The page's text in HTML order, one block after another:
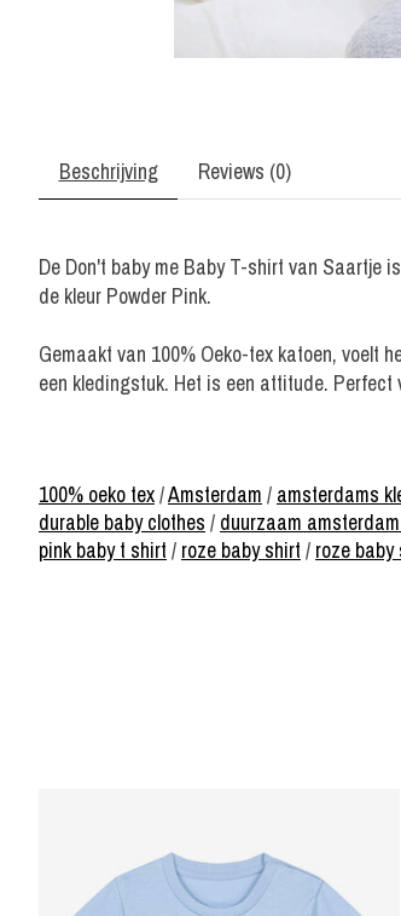
Beschrijving Reviews (0)
De Don't baby me Baby T-shirt van Saartje
de kleur Powder Pink.
Gemaakt van 100% Oeko-tex katoen,
een kledingstuk. Het is een attitude.
100% oeko tex/Amsterdam / amsterdams
durable baby clothes / duurzaam
pink baby t shirt / roze baby shirt / roze baby